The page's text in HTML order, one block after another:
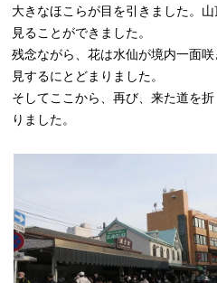
大きなほこらが目を引きました。
見ることができました。
残念ながら、花は水仙が境内一面
見するにとどまりました。
そしてここから、再び、来た道を
りました。